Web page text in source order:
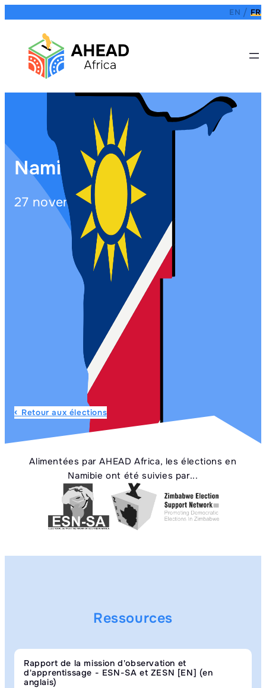
FR
EN
Namibie
27 novembre 2024
Retour aux élections
Alimentées par AHEAD Africa, les élections en
Namibie ont été suivies par...
Ressources
Rapport de la mission d'observation et
d'apprentissage - ESN-SA et ZESN [EN] (en
anglais)